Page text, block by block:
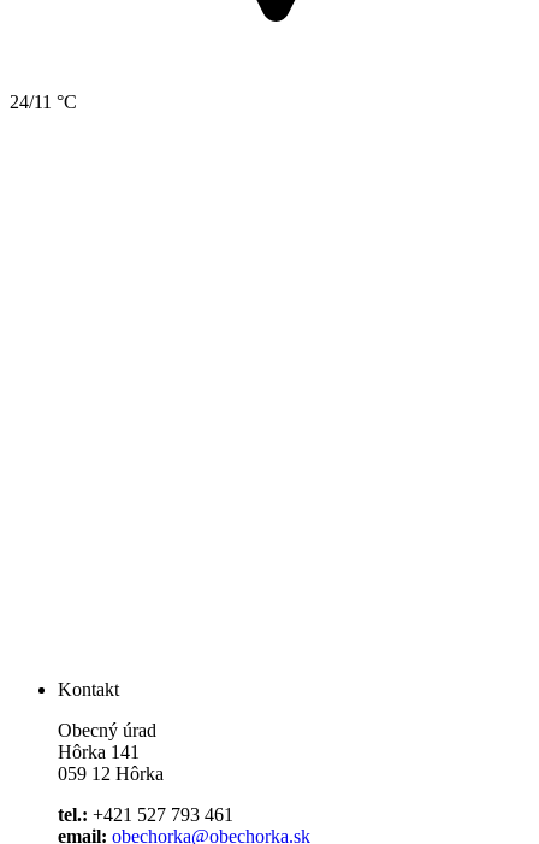
24/11 °C
Kontakt
Obecný úrad
Hôrka 141
059 12 Hôrka
tel.: +421 527 793 461
email: obechorka@obechorka.sk